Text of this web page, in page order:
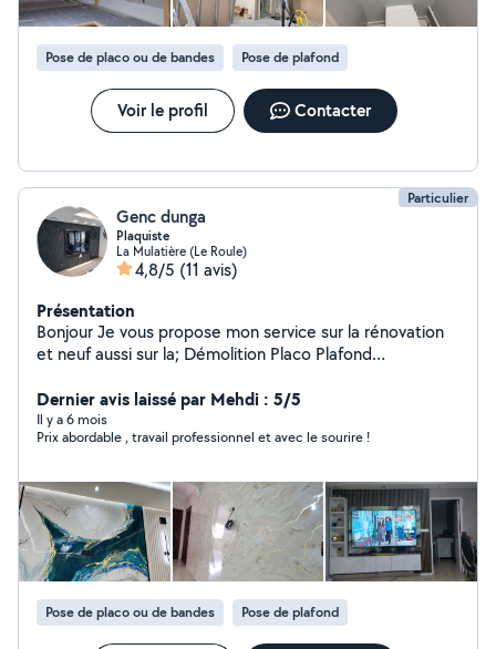
Pose de placo ou de bandes Pose de plafond
Voir le profil Contacter
Particulier
Genc dunga
Plaquiste
La Mulatière (Le Roule)
4,8/5 (11 avis)
Présentation
Bonjour Je vous propose mon service sur la rénovation
et neuf aussi sur la; Démolition Placo Plafond
Dernier avis laissé par Mehdi : 5/5
Il y a 6 mois
Prix abordable , travail professionnel et avec le sourire !
Pose de placo ou de bandes Pose de plafond